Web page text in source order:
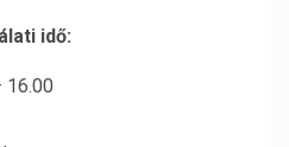
idő:
16.00